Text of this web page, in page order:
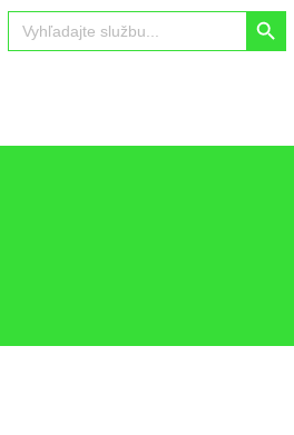
Search
for:
Search Button